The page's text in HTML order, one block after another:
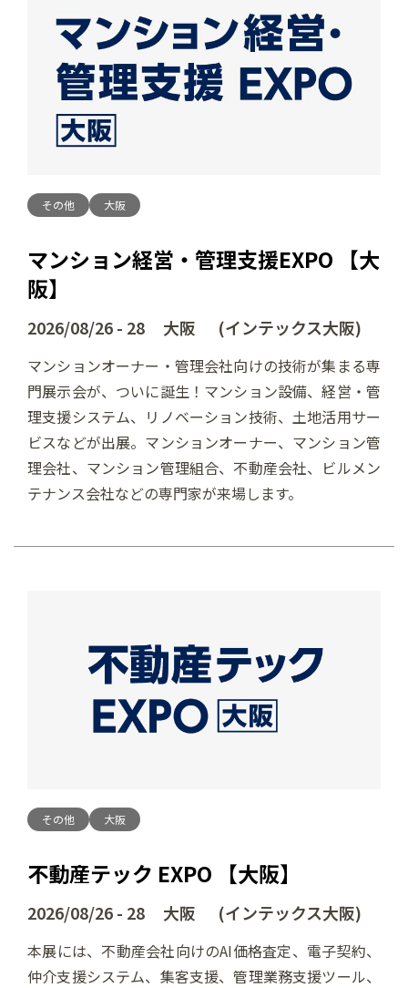
その他 大阪
マンション経営・管理支援EXPO 【大
阪】
2026/08/26 - 28 大阪 (インテックス大阪)
マンションオーナー・管理会社向けの技術が集まる専
門展示会が、ついに誕生！マンション設備、経営・管
理支援システム、リノベーション技術、土地活用サー
ビスなどが出展。マンションオーナー、マンション管
理会社、マンション管理組合、不動産会社、ビルメン
テナンス会社などの専門家が来場します。
その他 大阪
不動産テック EXPO 【大阪】
2026/08/26 - 28 大阪 (インテックス大阪)
本展には、不動産会社向けのAI価格査定、電子契約、
仲介支援システム、集客支援、管理業務支援ツール、